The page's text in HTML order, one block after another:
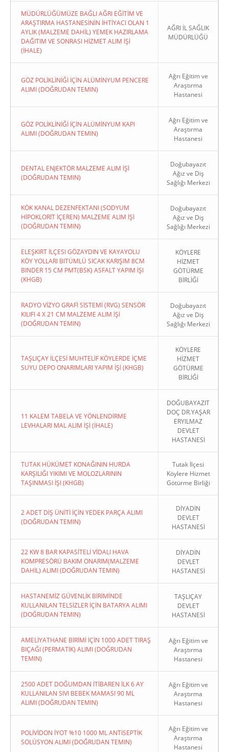
MÜDÜRLÜĞÜMÜZE BAĞLI AĞRI EĞİTİM VE
ARAŞTIRMA HASTANESİNİN İHTİYACI OLAN 1
AYLIK (MALZEME DAHİL) YEMEK HAZIRLAMA
DAĞITIM VE SONRASI HİZMET ALIM İŞİ
(İHALE)
AĞRI İL SAĞLIK
MÜDÜRLÜĞÜ
GÖZ POLİKLİNİĞİ İÇİN ALÜMİNYUM PENCERE
ALIMI (DOĞRUDAN TEMIN)
Ağrı Eğitim ve
Araştırma
Hastanesi
GÖZ POLİKLİNİĞİ İÇİN ALÜMİNYUM KAPI
ALIMI (DOĞRUDAN TEMIN)
Ağrı Eğitim ve
Araştırma
Hastanesi
DENTAL ENJEKTÖR MALZEME ALIM İŞİ
(DOĞRUDAN TEMIN)
Doğubayazıt
Ağız ve Diş
Sağlığı Merkezi
KÖK KANAL DEZENFEKTANI (SODYUM
HİPOKLORİT İÇEREN) MALZEME ALIM İŞİ
(DOĞRUDAN TEMIN)
Doğubayazıt
Ağız ve Diş
Sağlığı Merkezi
ELEŞKIRT İLÇESI GÖZAYDIN VE KAYAYOLU
KÖY YOLLARI BITÜMLÜ SICAK KARIŞIM 8CM
BINDER 15 CM PMT(BSK) ASFALT YAPIM İŞI
(KHGB)
KÖYLERE
HİZMET
GÖTÜRME
BİRLİĞİ
RADYO VİZYO GRAFİ SİSTEMİ (RVG) SENSÖR
KILIFI 4 X 21 CM MALZEME ALIM İŞİ
(DOĞRUDAN TEMIN)
Doğubayazıt
Ağız ve Diş
Sağlığı Merkezi
TAŞLIÇAY İLÇESİ MUHTELİF KÖYLERDE İÇME
SUYU DEPO ONARIMLARI YAPIM İŞİ (KHGB)
KÖYLERE
HİZMET
GÖTÜRME
BİRLİĞİ
11 KALEM TABELA VE YÖNLENDİRME
LEVHALARI MAL ALIM İŞİ (İHALE)
DOĞUBAYAZIT
DOÇ DR.YAŞAR
ERYILMAZ
DEVLET
HASTANESİ
TUTAK HÜKÜMET KONAĞININ HURDA
KARŞILIĞI YIKIMI VE MOLOZLARININ
TAŞINMASI İŞI (KHGB)
Tutak İlçesi
Köylere Hizmet
Götürme Birliği
2 ADET DİŞ ÜNİTİ İÇİN YEDEK PARÇA ALIMI
(DOĞRUDAN TEMIN)
DİYADİN
DEVLET
HASTANESİ
22 KW 8 BAR KAPASİTELİ VİDALI HAVA
KOMPRESÖRÜ BAKIM ONARIM(MALZEME
DAHİL) ALIMI (DOĞRUDAN TEMIN)
DİYADİN
DEVLET
HASTANESİ
HASTANEMİZ GÜVENLİK BİRİMİNDE
KULLANILAN TELSİZLER İÇİN BATARYA ALIMI
(DOĞRUDAN TEMIN)
TAŞLIÇAY
DEVLET
HASTANESİ
AMELİYATHANE BİRİMİ İÇİN 1000 ADET TIRAŞ
BIÇAĞI (PERMATİK) ALIMI (DOĞRUDAN
TEMIN)
Ağrı Eğitim ve
Araştırma
Hastanesi
2500 ADET DOĞUMDAN İTİBAREN İLK 6 AY
KULLANILAN SIVI BEBEK MAMASI 90 ML
ALIMI (DOĞRUDAN TEMIN)
Ağrı Eğitim ve
Araştırma
Hastanesi
POLİVİDON İYOT %10 1000 ML ANTİSEPTİK
SOLÜSYON ALIMI (DOĞRUDAN TEMIN)
Ağrı Eğitim ve
Araştırma
Hastanesi